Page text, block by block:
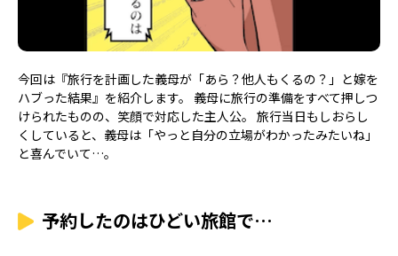
今回は『旅行を計画した義母が「あら？他人もくるの？」と嫁を
ハブった結果』を紹介します。 義母に旅行の準備をすべて押しつ
けられたものの、笑顔で対応した主人公。 旅行当日もしおらし
くしていると、義母は「やっと自分の立場がわかったみたいね」
と喜んでいて…。
予約したのはひどい旅館で…